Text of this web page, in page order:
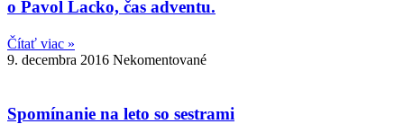
o Pavol Lacko, čas adventu.
Čítať viac »
9. decembra 2016 Nekomentované
Spomínanie na leto so sestrami